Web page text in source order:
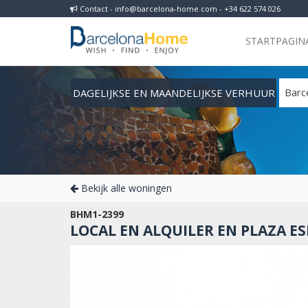
Contact - info@barcelona-home.com - +34 622 574 026
DAGELIJKSE EN MAANDELIJKSE VERHUUR
Bekijk alle woningen
BHM1-2399
LOCAL EN ALQUILER EN PLAZA